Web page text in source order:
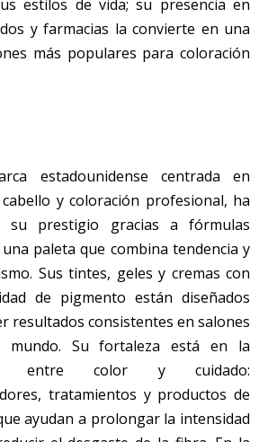
estilos de vida; su presencia en
y farmacias la convierte en una
más populares para coloración
estadounidense centrada en
y coloración profesional, ha
su prestigio gracias a fórmulas
paleta que combina tendencia y
Sus tintes, geles y cremas con
de pigmento están diseñados
resultados consistentes en salones
Su fortaleza está en la
entre color y cuidado:
tratamientos y productos de
ayudan a prolongar la intensidad